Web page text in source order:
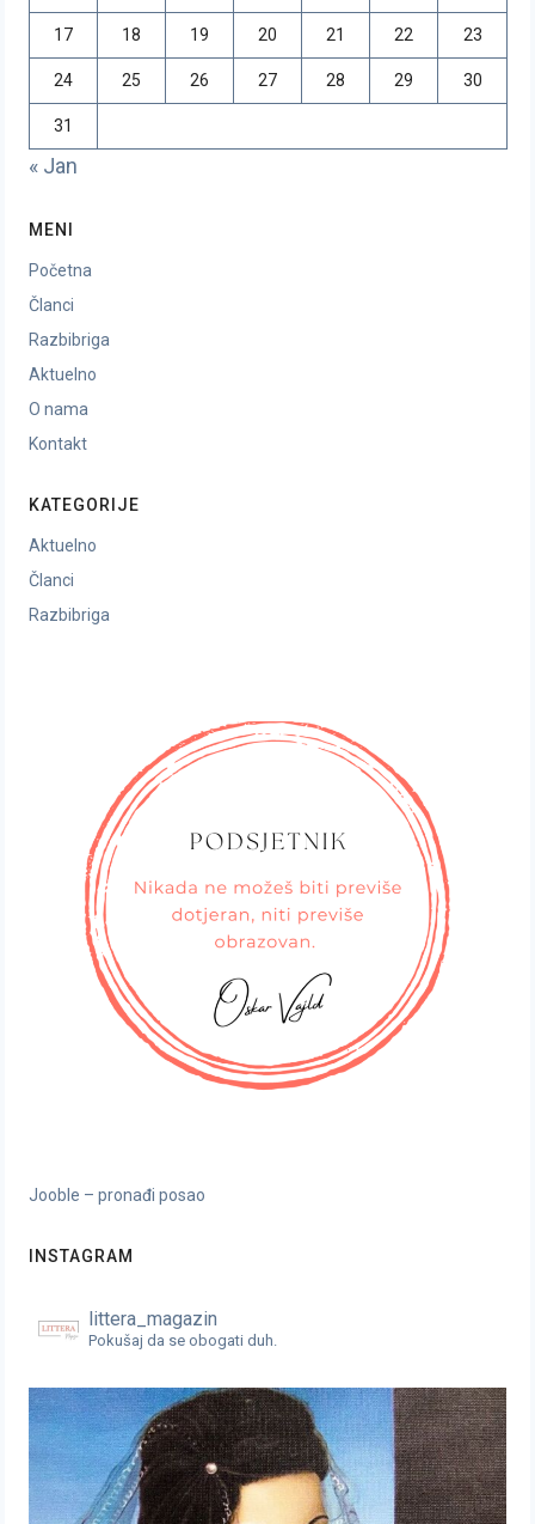
17 18 19 20 21 22 23
24 25 26 27 28 29 30
31
« Jan
MENI
Početna
Članci
Razbibriga
Aktuelno
O nama
Kontakt
KATEGORIJE
Aktuelno
Članci
Razbibriga
Jooble – pronađi posao
INSTAGRAM
littera_magazin
Pokušaj da se obogati duh.